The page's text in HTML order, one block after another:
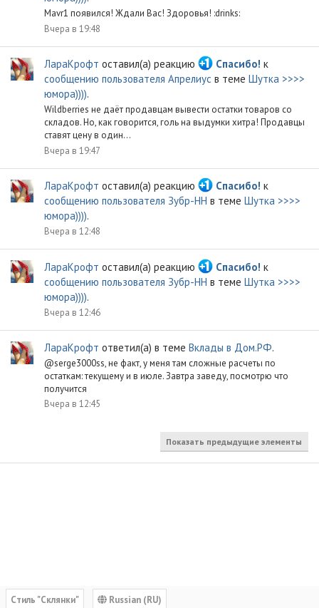
Mavr1 появился! Ждали Вас! Здоровья! :drinks:
Вчера в 19:48
ЛараКрофт оставил(а) реакцию Спасибо! к
сообщению пользователя Апрелиус в теме Шутка >>>>
юмора)))).
Wildberries не даёт продавцам вывести остатки товаров со
складов. Но, как говорится, голь на выдумки хитра! Продавцы
ставят цену в один...
Вчера в 19:47
ЛараКрофт оставил(а) реакцию Спасибо! к
сообщению пользователя Зубр-НН в теме Шутка >>>>
юмора)))).
Вчера в 12:48
ЛараКрофт оставил(а) реакцию Спасибо! к
сообщению пользователя Зубр-НН в теме Шутка >>>>
юмора)))).
Вчера в 12:46
ЛараКрофт ответил(а) в теме Вклады в Дом.РФ.
@serge3000ss, не факт, у меня там сложные расчеты по
остаткам: текущему и в июле. Завтра заведу, посмотрю что
получится
Вчера в 12:45
Показать предыдущие элементы
Cтиль "Склянки" Russian (RU)